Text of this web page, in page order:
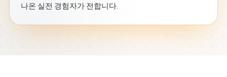
나온 실전 경험자가 전합니다.